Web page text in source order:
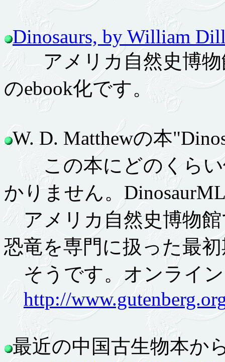
Dinosaurs, by William
アメリカ自然史博物
のebook化です。
W. D. Matthewの本
この本にどのくらい
かりません。
アメリカ自然史博物館
恐竜を専門に扱った最
そうです。オンライ
http://
最近の中国古生物本か